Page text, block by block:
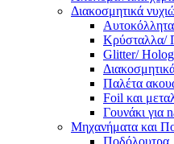
Διακοσμητικά
Κρύσταλλα/
Glitter/
Παλέτα
Foil και
Γουνάκι για
Μηχανήματα και
Ποδόλουτρα